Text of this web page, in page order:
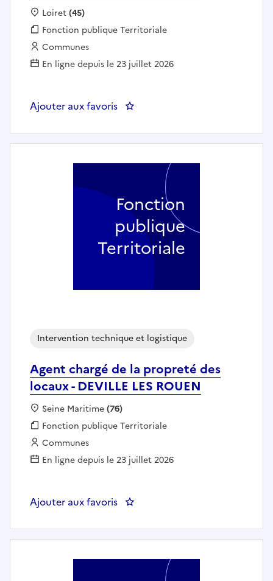
Localisation :
Loiret(45)
Fonction publique :
Fonction publique Territoriale
Employeur :
Communes
En ligne depuis le 23 juillet 2026
Ajouter aux favoris : Agent d'entretien des locaux
Agent chargé de la propreté des
locaux - DEVILLE LES ROUEN
Intervention technique et logistique
Localisation :
Seine Maritime(76)
Fonction publique :
Fonction publique Territoriale
Employeur :
Communes
En ligne depuis le 23 juillet 2026
Ajouter aux favoris : Agent chargé de la propreté
Fonction
publique
Territoriale